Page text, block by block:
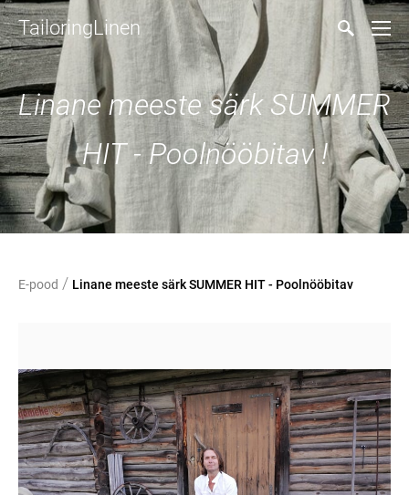
TailoringLinen
Linane meeste särk SUMMER
HIT - Poolnööbitav !
E-pood / Linane meeste särk SUMMER HIT - Poolnööbitav